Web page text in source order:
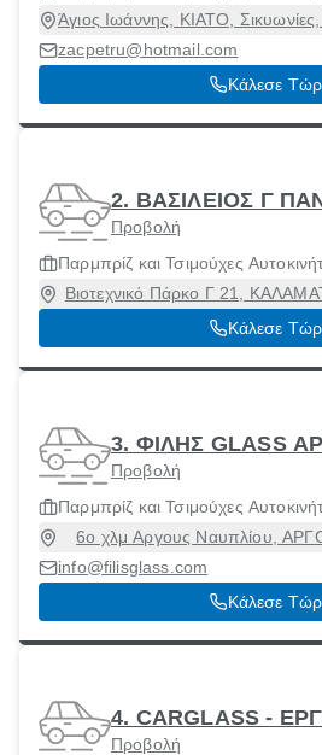
Άγιος Ιωάννης, ΚΙΑΤΟ,
zacpetru@hotmail.com
Κάλεσε
2. ΒΑΣΙΛΕΙΟΣ Γ
Προβολή
Παρμπρίζ και Τσιμούχες
Βιοτεχνικό Πάρκο Γ 21,
Μεσσηνία,
Κάλεσε
3. ΦΙΛΗΣ GLASS
Προβολή
Παρμπρίζ και Τσιμούχες
6ο χλμ Αργους Ναυπλίου,
info@filisglass.com
Κάλεσε
4. CARGLASS -
Προβολή